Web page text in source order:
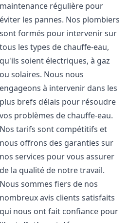
maintenance régulière pour
éviter les pannes. Nos plombiers
sont formés pour intervenir sur
tous les types de chauffe-eau,
qu'ils soient électriques, à gaz
ou solaires. Nous nous
engageons à intervenir dans les
plus brefs délais pour résoudre
vos problèmes de chauffe-eau.
Nos tarifs sont compétitifs et
nous offrons des garanties sur
nos services pour vous assurer
de la qualité de notre travail.
Nous sommes fiers de nos
nombreux avis clients satisfaits
qui nous ont fait confiance pour